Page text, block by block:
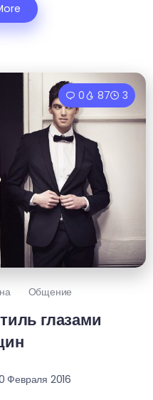
0 87 3
Общение
глазами
Февраля 2016